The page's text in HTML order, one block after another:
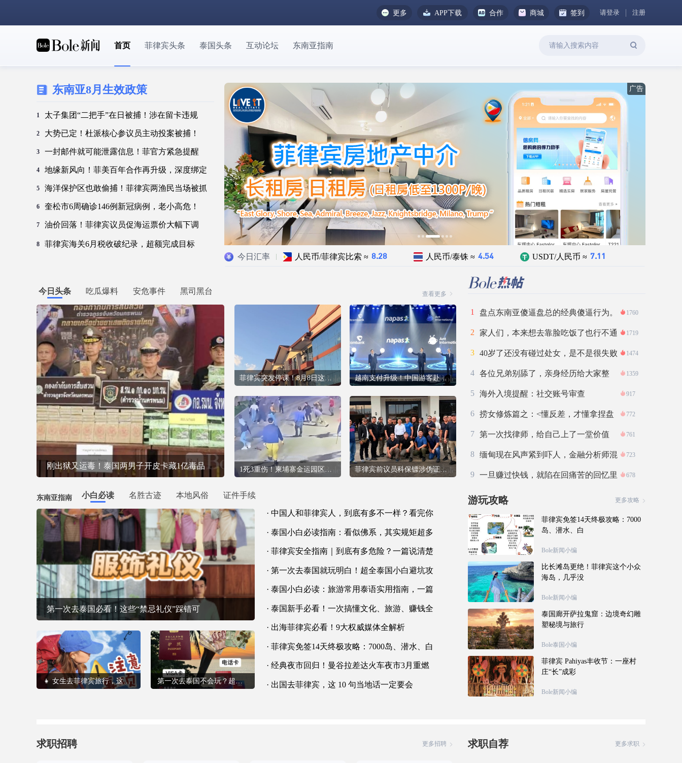
更多 APP下载 合作 商城 签到 请登录 注册
首页 菲律宾头条 泰国头条 互动论坛 东南亚指南
东南亚8月生效政策
1 太子集团“二把手”在日被捕！涉在留卡违规
2 大势已定！杜派核心参议员主动投案被捕！
3 一封邮件就可能泄露信息！菲官方紧急提醒
4 地缘新风向！菲美百年合作再升级，深度绑定
5 海洋保护区也敢偷捕！菲律宾两渔民当场被抓
6 奎松市6周确诊146例新冠病例，老小高危！
7 油价回落！菲律宾议员促海运票价大幅下调
8
菲律宾海关6月税收破纪录，超额完成目标
今日汇率
人民币/菲律宾比索 ≈ 8.28 人民币/泰铢 ≈ 4.54 USDT/人民币 ≈ 7.11
查看更多
今日头条 吃瓜爆料 安危事件 黑司黑台
刚出狱又运毒！泰国两男子开皮卡藏1亿毒品
菲律宾突发停课！8月8日这些地区学生不用上 越南支付升级！中国游客赴越可直接用微信扫
1死3重伤！柬埔寨金运园区多人暴力案迎来判 菲律宾前议员科保镖涉伪证案，10人被捕押送
1 盘点东南亚傻逼盘总的经典傻逼行为。 1760
2
家人们，本来想去靠脸吃饭了也行不通
1719
3
40岁了还没有碰过处女，是不是很失败
1474
4
各位兄弟别舔了，亲身经历给大家整
1359
5 海外入境提醒：社交账号审查 917
6
捞女修炼篇之：<懂反差，才懂拿捏盘
772
7
第一次找律师，给自己上了一堂价值
761
8
缅甸现在风声紧到吓人，金融分析师混
723
9
一旦赚过快钱，就陷在回痛苦的回忆里
678
东南亚指南 小白必读 名胜古迹 本地风俗 证件手续
第一次去泰国必看！这些“禁忌礼仪”踩错可
👧 女生去菲律宾旅行，这些安全提醒一定要 第一次去泰国不会玩？超详细“零基础保姆级
· 中国人和菲律宾人，到底有多不一样？看完你
· 泰国小白必读指南：看似佛系，其实规矩超多
· 菲律宾安全指南｜到底有多危险？一篇说清楚
· 第一次去泰国就玩明白！超全泰国小白避坑攻
· 泰国小白必读：旅游常用泰语实用指南，一篇
· 泰国新手必看！一次搞懂文化、旅游、赚钱全
· 出海菲律宾必看！9大权威媒体全解析
· 菲律宾免签14天终极攻略：7000岛、潜水、白
· 经典夜市回归！曼谷拉差达火车夜市3月重燃
· 出国去菲律宾，这 10 句当地话一定要会
游玩攻略 更多攻略
菲律宾免签14天终极攻略：7000
岛、潜水、白
Bole新闻小编
比长滩岛更绝！菲律宾这个小众
海岛，几乎没
Bole新闻小编
泰国廊开萨拉鬼窟：边境奇幻雕
塑秘境与旅行
Bole泰国小编
菲律宾 Pahiyas丰收节：一座村
庄“长”成彩
Bole新闻小编
求职招聘 更多招聘 求职自荐 更多求职